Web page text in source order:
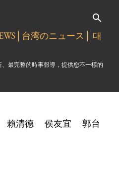
台湾のニュース│ 대
最完整的時事報導，提供您不一樣的
賴清德 侯友宜
郭台